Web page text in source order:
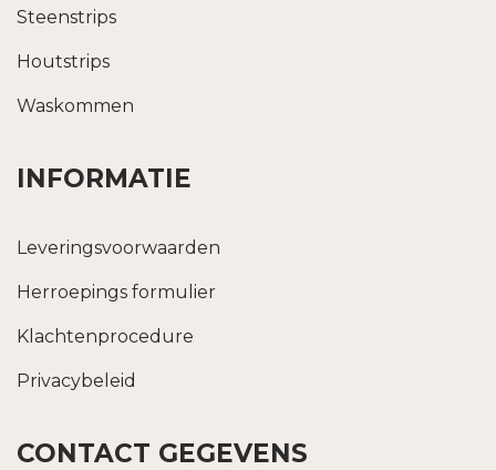
Steenstrips
Houtstrips
Waskommen
INFORMATIE
Leveringsvoorwaarden
Herroepings formulier
Klachtenprocedure
Privacybeleid
CONTACT GEGEVENS